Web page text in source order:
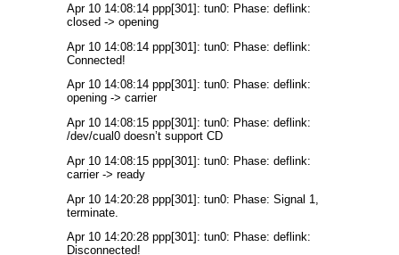
Apr 10 14:08:14 ppp[301]: tun0: Phase: deflink:
closed -> opening
Apr 10 14:08:14 ppp[301]: tun0: Phase: deflink:
Connected!
Apr 10 14:08:14 ppp[301]: tun0: Phase: deflink:
opening -> carrier
Apr 10 14:08:15 ppp[301]: tun0: Phase: deflink:
/dev/cual0 doesn’t support CD
Apr 10 14:08:15 ppp[301]: tun0: Phase: deflink:
carrier -> ready
Apr 10 14:20:28 ppp[301]: tun0: Phase: Signal 1,
terminate.
Apr 10 14:20:28 ppp[301]: tun0: Phase: deflink:
Disconnected!